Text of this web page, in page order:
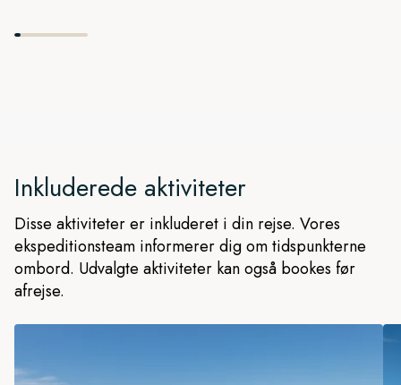
Inkluderede aktiviteter
Disse aktiviteter er inkluderet i din rejse. Vores
ekspeditionsteam informerer dig om tidspunkterne
ombord. Udvalgte aktiviteter kan også bookes før
afrejse.